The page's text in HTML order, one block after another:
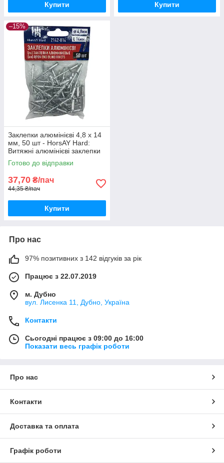
Купити Купити
–15%
Заклепки алюмінієві 4,8 х 14
мм, 50 шт - HorsAY Hard:
Витяжні алюмінієві заклепки
зі сталевою шпилькою
Готово до відправки
37,70 ₴/пач
44,35 ₴/пач
Купити
Про нас
97% позитивних з 142 відгуків за рік
Працює з 22.07.2019
м. Дубно
вул. Лисенка 11, Дубно, Україна
Контакти
Сьогодні працює з 09:00 до 16:00
Показати весь графік роботи
Про нас
Контакти
Доставка та оплата
Графік роботи